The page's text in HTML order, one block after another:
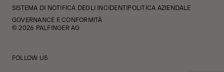
SISTEMA DI NOTIFICA DEGLI INCIDENTIPOLITICA AZIENDALE
GOVERNANCE E CONFORMITÀ
© 2026 PALFINGER AG
FOLLOW US